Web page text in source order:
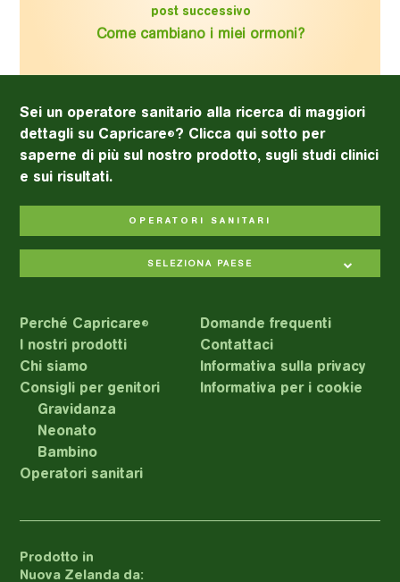
post successivo
Come cambiano i miei ormoni?
Sei un operatore sanitario alla ricerca di maggiori
dettagli su Capricare®? Clicca qui sotto per
saperne di più sul nostro prodotto, sugli studi clinici
e sui risultati.
OPERATORI SANITARI
SELEZIONA PAESE
Perché Capricare®
I nostri prodotti
Chi siamo
Consigli per genitori
Gravidanza
Neonato
Bambino
Operatori sanitari
Domande frequenti
Contattaci
Informativa sulla privacy
Informativa per i cookie
Prodotto in
Nuova Zelanda da: